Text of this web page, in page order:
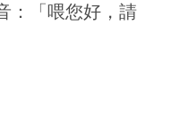
：「喂您好，請